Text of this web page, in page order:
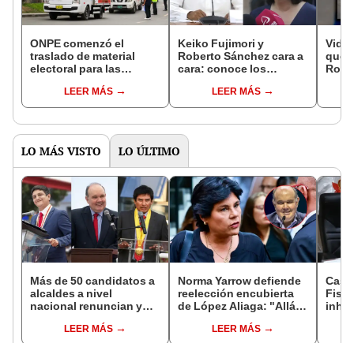
ONPE comenzó el
traslado de material
electoral para las
delegados del domingo
24 de mayo
LEER MÁS
Keiko Fujimori y
Roberto Sánchez cara a
cara: conoce los
debate presidencial
LEER MÁS
que
LO MÁS VISTO LO ÚLTIMO
Más de 50 candidatos a
alcaldes a nivel
nacional renuncian y
encubiertaLEER MÁS
Norma Yarrow defiende
reelección encubierta
de López Aliaga: "Allá el
sacar la vuelta"
LEER MÁS